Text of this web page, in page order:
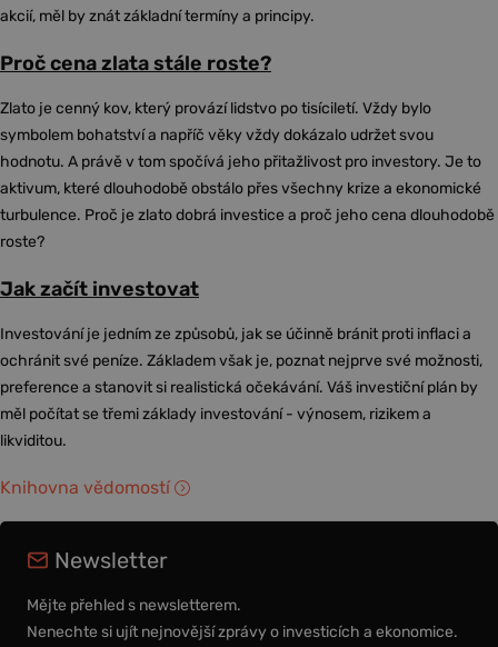
akcií, měl by znát základní termíny a principy.
Proč cena zlata stále roste?
Zlato je cenný kov, který provází lidstvo po tisíciletí. Vždy bylo
symbolem bohatství a napříč věky vždy dokázalo udržet svou
hodnotu. A právě v tom spočívá jeho přitažlivost pro investory. Je to
aktivum, které dlouhodobě obstálo přes všechny krize a ekonomické
turbulence. Proč je zlato dobrá investice a proč jeho cena dlouhodobě
roste?
Jak začít investovat
Investování je jedním ze způsobů, jak se účinně bránit proti inflaci a
ochránit své peníze. Základem však je, poznat nejprve své možnosti,
preference a stanovit si realistická očekávání. Váš investiční plán by
měl počítat se třemi základy investování - výnosem, rizikem a
likviditou.
Knihovna vědomostí
Newsletter
Mějte přehled s newsletterem.
Nenechte si ujít nejnovější zprávy o investicích a ekonomice.